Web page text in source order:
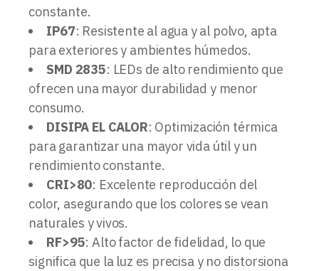
constante.
IP67: Resistente al agua y al polvo, apta
para exteriores y ambientes húmedos.
SMD 2835: LEDs de alto rendimiento que
ofrecen una mayor durabilidad y menor
consumo.
DISIPA EL CALOR: Optimización térmica
para garantizar una mayor vida útil y un
rendimiento constante.
CRI>80: Excelente reproducción del
color, asegurando que los colores se vean
naturales y vivos.
RF>95: Alto factor de fidelidad, lo que
significa que la luz es precisa y no distorsiona